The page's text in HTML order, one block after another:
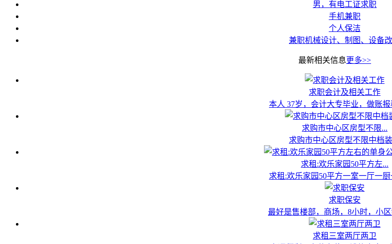
男，有电工证求职
手机兼职
个人保洁
兼职机械设计、制图、设备
最新相关信息更多>>
求职会计及相关工作
本人 37岁，会计大专毕业，做账报
求购市中心区房型不限...
求购市中心区房型不限中档
求租:欢乐家园50平方左...
求租:欢乐家园50平方一室一厅一厨
求职保安
最好是售楼部，商场，8小时，小
求租三室两厅两卫